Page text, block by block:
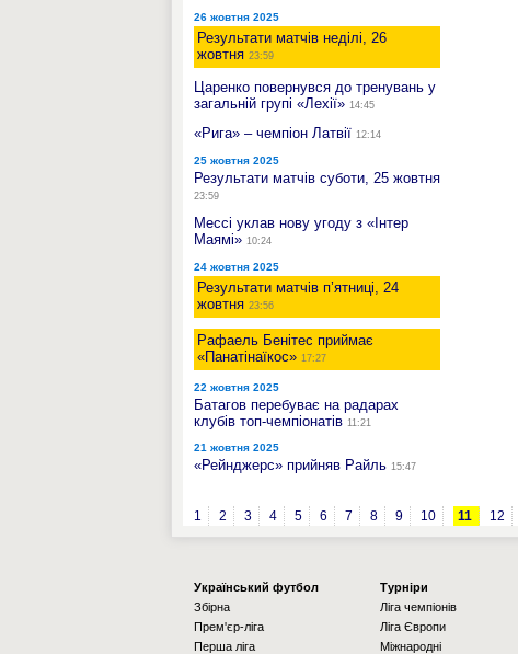
26 жовтня 2025
Результати матчів неділі, 26
жовтня 23:59
Царенко повернувся до тренувань у
загальній групі «Лехії» 14:45
«Рига» – чемпіон Латвії 12:14
25 жовтня 2025
Результати матчів суботи, 25 жовтня
23:59
Мессі уклав нову угоду з «Інтер
Маямі» 10:24
24 жовтня 2025
Результати матчів п’ятниці, 24
жовтня 23:56
Рафаель Бенітес приймає
«Панатінаїкос» 17:27
22 жовтня 2025
Батагов перебуває на радарах
клубів топ-чемпіонатів 11:21
21 жовтня 2025
«Рейнджерс» прийняв Райль 15:47
1 2 3 4 5 6 7 8 9 10 11 12
Українcький футбол
Збірна
Прем'єр-ліга
Перша ліга
Турніри
Ліга чемпіонів
Ліга Європи
Міжнародні